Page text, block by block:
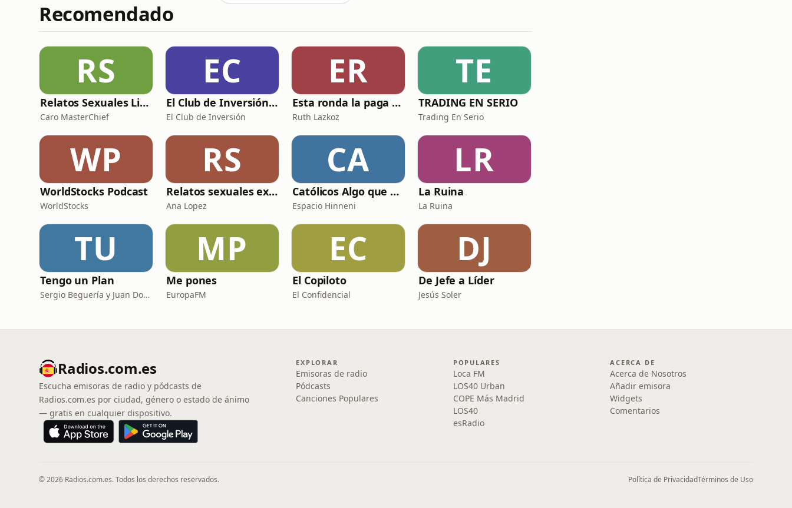
Recomendado
RS
Relatos Sexuales Liberales
Caro MasterChief
EC
El Club de Inversión podcast
El Club de Inversión
ER
Esta ronda la paga Newton
Ruth Lazkoz
TE
TRADING EN SERIO
Trading En Serio
WP
WorldStocks Podcast
WorldStocks
RS
Relatos sexuales explícitos
Ana Lopez
CA
Católicos Algo que Saber
Espacio Hinneni
LR
La Ruina
La Ruina
TU
Tengo un Plan
Sergio Beguería y Juan Domínguez
MP
Me pones
EuropaFM
EC
El Copiloto
El Confidencial
DJ
De Jefe a Líder
Jesús Soler
Radios.com.es
Escucha emisoras de radio y pódcasts de
Radios.com.es por ciudad, género o estado de ánimo
— gratis en cualquier dispositivo.
EXPLORAR
Emisoras de radio
Pódcasts
Canciones Populares
POPULARES
Loca FM
LOS40 Urban
COPE Más Madrid
LOS40
esRadio
ACERCA DE
Acerca de Nosotros
Añadir emisora
Widgets
Comentarios
© 2026 Radios.com.es. Todos los derechos reservados. Política de PrivacidadTérminos de Uso